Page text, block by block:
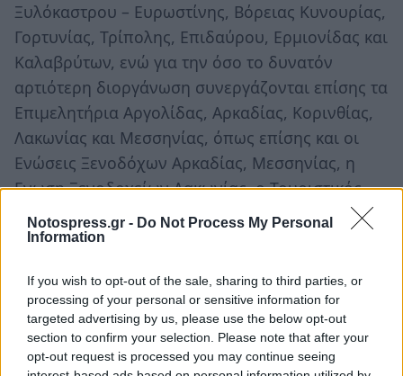
Notospress.gr - Do Not Process My Personal
Information
If you wish to opt-out of the sale, sharing to third parties, or
processing of your personal or sensitive information for
targeted advertising by us, please use the below opt-out
section to confirm your selection. Please note that after your
opt-out request is processed you may continue seeing
Ξυλόκαστρου – Ευρωστίνης, Βόρειας Κυνουρίας,
Γορτυνίας, Τρίπολης, Επιδαύρου, Ερμιονίδας και
Καλαβρύτων, ενώ για την όσο το δυνατόν
αρτιότερη διοργάνωση συνεργάζονται επίσης τα
Επιμελητήρια Αργολίδας, Αρκαδίας, Κορινθίας,
Λακωνίας και Μεσσηνίας, όπως επίσης και οι
Ενώσεις Ξενοδόχων Αρκαδίας, Μεσσηνίας, η
Ενωση Ξενοδοχείων Λακωνίας, ο Τουριστικός
Οργανισμός Πελοποννήσου και ο Διεθνής
Κρατικός Αερολιμένας Καλαμάτας “Καπετάν
Παράλληλα, υπάρχουν χορηγίες από δεκάδες
ιδιωτικές επιχειρήσεις, από την Ελλάδα και τον
υπόλοιπο κόσμο, τόσο από τον τομέα του